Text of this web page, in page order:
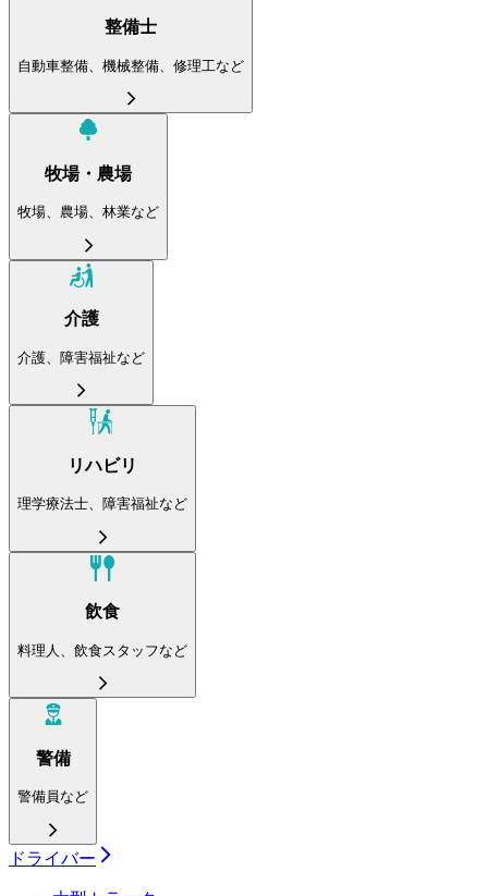
整備士
自動車整備、機械整備、修理工など
牧場・農場
牧場、農場、林業など
介護
介護、障害福祉など
リハビリ
理学療法士、障害福祉など
飲食
料理人、飲食スタッフなど
警備
警備員など
ドライバー